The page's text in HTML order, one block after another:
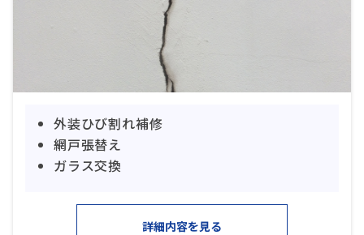
外装ひび割れ補修
網戸張替え
ガラス交換
詳細内容を見る